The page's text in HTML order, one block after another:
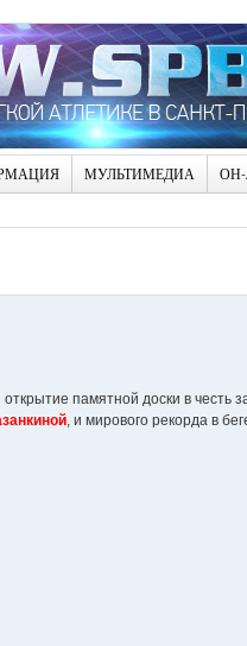
МУЛЬТИМЕДИА
памятной доски в честь
, и мирового рекорда в